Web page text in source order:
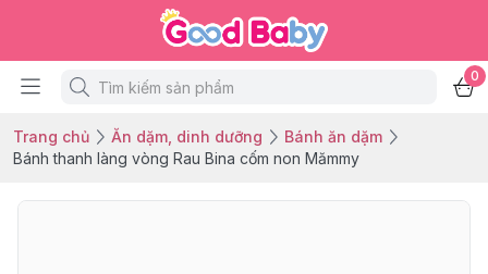
0
Trang chủ Ăn dặm, dinh dưỡng
Bánh ăn dặm
Bánh thanh làng vòng Rau Bina cốm non Mămmy